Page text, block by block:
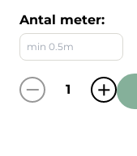
Antal meter: